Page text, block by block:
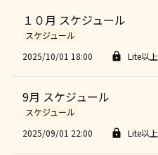
１０月 スケジュール
スケジュール
2025/10/01 18:00
Lite以上
9月 スケジュール
スケジュール
2025/09/01 22:00
Lite以上